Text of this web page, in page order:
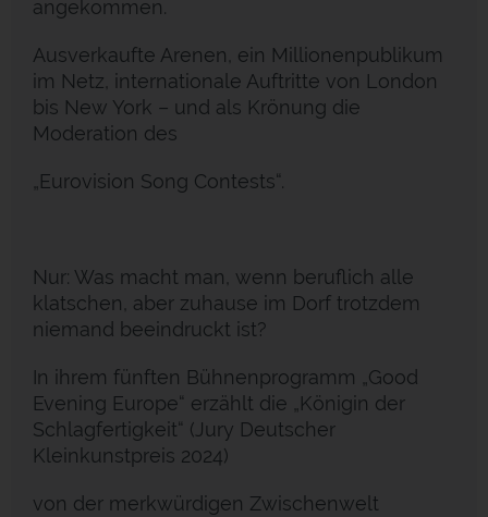
angekommen.
Ausverkaufte Arenen, ein Millionenpublikum
im Netz, internationale Auftritte von London
bis New York – und als Krönung die
Moderation des
„Eurovision Song Contests“.
Nur: Was macht man, wenn beruflich alle
klatschen, aber zuhause im Dorf trotzdem
niemand beeindruckt ist?
In ihrem fünften Bühnenprogramm „Good
Evening Europe“ erzählt die „Königin der
Schlagfertigkeit“ (Jury Deutscher
Kleinkunstpreis 2024)
von der merkwürdigen Zwischenwelt